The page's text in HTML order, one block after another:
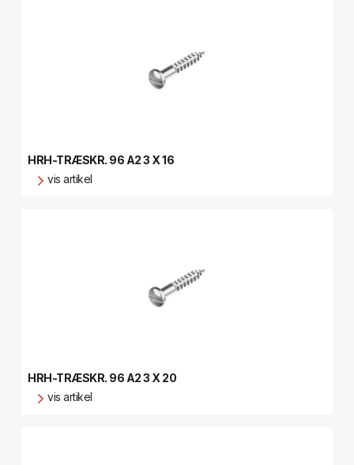
HRH-TRÆSKR. 96 A2 3 X 16
vis artikel
HRH-TRÆSKR. 96 A2 3 X 20
vis artikel